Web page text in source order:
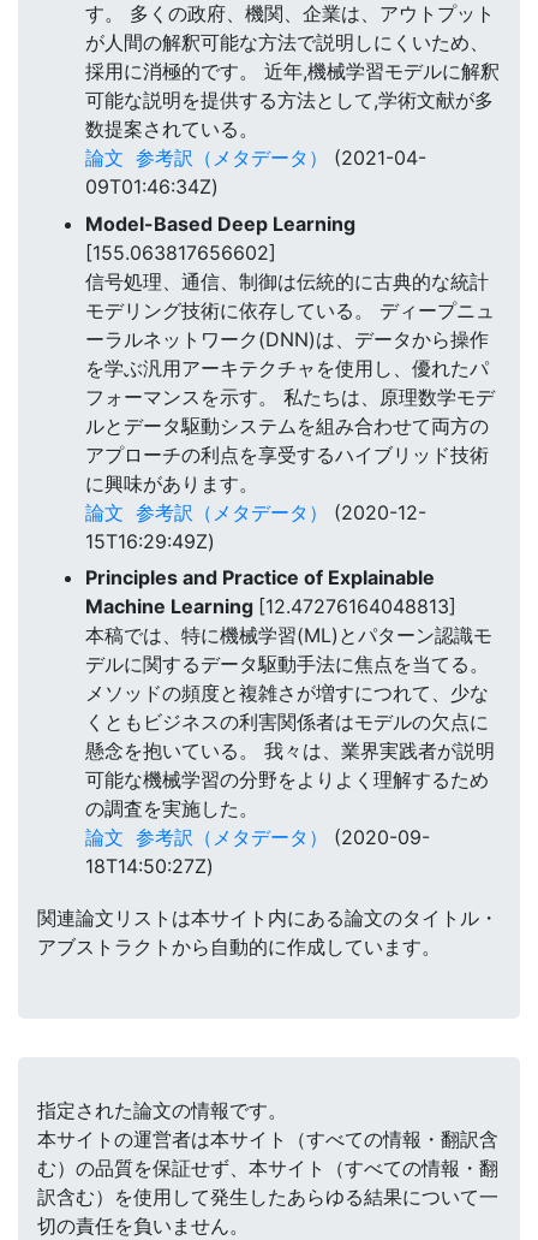
す。 多くの政府、機関、企業は、アウトプット
が人間の解釈可能な方法で説明しにくいため、
採用に消極的です。 近年,機械学習モデルに解釈
可能な説明を提供する方法として,学術文献が多
数提案されている。
論文 参考訳（メタデータ）
(2021-04-
09T01:46:34Z)
Model-Based Deep Learning
[155.063817656602]
信号処理、通信、制御は伝統的に古典的な統計
モデリング技術に依存している。 ディープニュ
ーラルネットワーク(DNN)は、データから操作
を学ぶ汎用アーキテクチャを使用し、優れたパ
フォーマンスを示す。 私たちは、原理数学モデ
ルとデータ駆動システムを組み合わせて両方の
アプローチの利点を享受するハイブリッド技術
に興味があります。
論文 参考訳（メタデータ）
(2020-12-
15T16:29:49Z)
Principles and Practice of Explainable
Machine Learning [12.47276164048813]
本稿では、特に機械学習(ML)とパターン認識モ
デルに関するデータ駆動手法に焦点を当てる。
メソッドの頻度と複雑さが増すにつれて、少な
くともビジネスの利害関係者はモデルの欠点に
懸念を抱いている。 我々は、業界実践者が説明
可能な機械学習の分野をよりよく理解するため
の調査を実施した。
論文 参考訳（メタデータ）
(2020-09-
18T14:50:27Z)
関連論文リストは本サイト内にある論文のタイトル・
アブストラクトから自動的に作成しています。
指定された論文の情報です。
本サイトの運営者は本サイト（すべての情報・翻訳含
む）の品質を保証せず、本サイト（すべての情報・翻
訳含む）を使用して発生したあらゆる結果について一
切の責任を負いません。